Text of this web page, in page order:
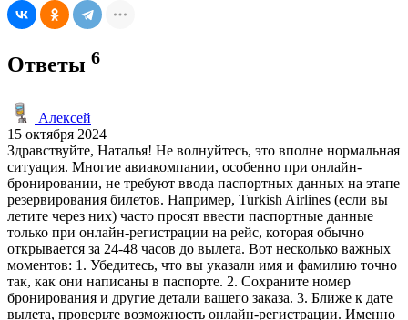
Ответы 6
Алексей
15 октября 2024
Здравствуйте, Наталья! Не волнуйтесь, это вполне нормальная
ситуация. Многие авиакомпании, особенно при онлайн-
бронировании, не требуют ввода паспортных данных на этапе
резервирования билетов. Например, Turkish Airlines (если вы
летите через них) часто просят ввести паспортные данные
только при онлайн-регистрации на рейс, которая обычно
открывается за 24-48 часов до вылета. Вот несколько важных
моментов: 1. Убедитесь, что вы указали имя и фамилию точно
так, как они написаны в паспорте. 2. Сохраните номер
бронирования и другие детали вашего заказа. 3. Ближе к дате
вылета, проверьте возможность онлайн-регистрации. Именно